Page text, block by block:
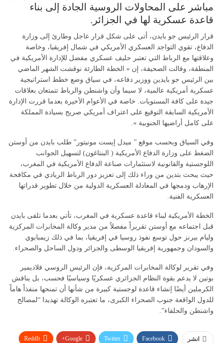
مباشر على المحاولات الروسية الجادة إلى بناء
قاعدة عسكرية لها في الجزائر.
قرار الرئيس جو بايدن، أتى على شكل قرار عاجل وطارئ إلى وزارة
الدفاع، تقوي التواجد العسكري الأمريكي في شمال إفريقيا، وخاصة
وعلاقتها مع الرباط التي تعتبر حليف عسكري مفضل للإدارة الأمريكية في
المنطقة، وقالت الصحيفة، إن « الخطة الطارئة نوقشت الشهر الماضي
بين الرئيس جو بايدين ووزير دفاعه، في سياق وضع خطط استراتيجية
عسكرية أمريكية عالمية، لا سيما وأن واشنطن والرباط تتمتعان بعلاقات
جيدة على كافة المستويات. خاصة في الأعوام الأخيرة بعدما قررت الإدارة
الأمريكية السابقة التوقيع على اعتراف أمريكي صريح بسيادة المملكة
على كامل أراضيها الجنوبية ».
وفي السياق وبحسب موقع ” ميدل إيست مونيتور” طلب بايدن من أوستن
الضغط على وزارة الدفاع الأمريكية ( البنتاغون) لتسهيل الجوانب
اللوجستية والقانونية لاستثمارات صناعة الدفاع الأمريكية في المغرب،
حيث يبحث بتدين من وراء ذلك إلى تعزيز دور الرباط الريادي في مكافحة
الإرهاب ودمجها في المعادلة العسكرية الدولية من خلال تطوير قدراتها
العسكرية الفنية.
الخطة الأمريكية لبناء قاعدة عسكرية في المغرب، تأتي بعدما تلقى بايدن
قبل اجتماعه مع أوستن تقريراً مفصلاً من مدير وكالة المخابرات المركزية
وليام بيرنز حول توسع نفوذ روسيا في إفريقيا، بما في ذلك زيمبابوي
والسودان وجمهورية إفريقيا الوسطى والجزائر ودول الساحل والصحراء.
وفي تقرير لوكالة المخابرات المركزية، فإن الرئيس الروسي فلاديمير
بوتين لا يدعم بقوة النظام الجزائري عسكريًا وسياسيًا فحسب، بل يناقش
الكرملين أيضًا إنشاء قاعدة لوجستية كبيرة من شأنها أن تمنحها منفذاً هاماً
للدول الواقعة جنوب الصحراء الكبرى، ما تعتبره الوكالة تهديدا “لمصالح
واشنطن والحلفاء”.
انشر Facebook
Twitter
Google+
ReddIt